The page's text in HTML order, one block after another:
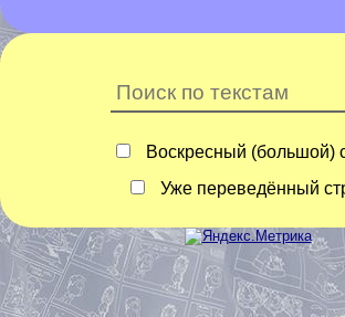
Воскресный (большой)
Уже переведённый